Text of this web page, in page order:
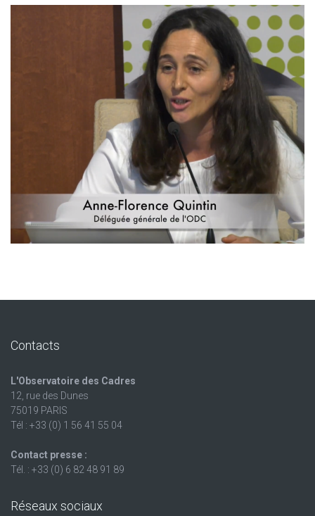
Contacts
L'Observatoire des Cadres
12, rue des Dunes
75019 PARIS
Tél : +33 (0) 1 56 41 55 04
Contact presse :
Tél. : +33 (0) 6 82 48 91 89
Réseaux sociaux